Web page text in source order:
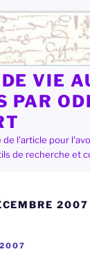
VIE
PAR
l'article pour
de recherche et
2007